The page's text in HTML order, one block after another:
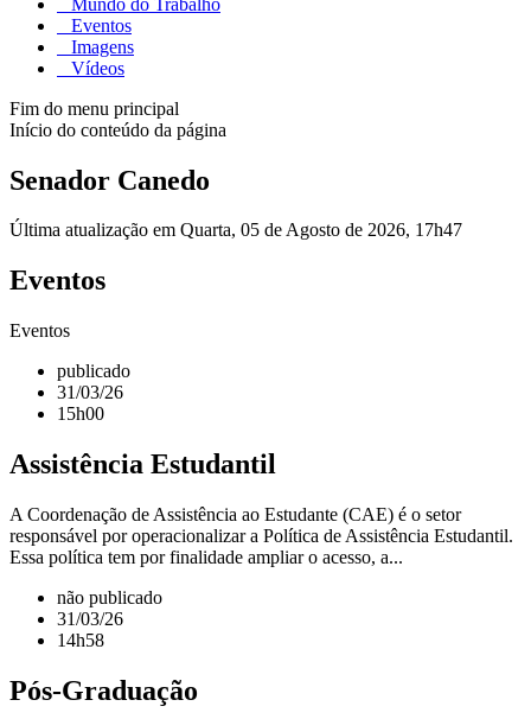
Eventos
Imagens
Vídeos
Fim do menu principal
Início do conteúdo da página
Senador Canedo
Última atualização em Quarta, 05 de Agosto de 2026, 17h47
Eventos
Eventos
publicado
31/03/26
15h00
Assistência Estudantil
A Coordenação de Assistência ao Estudante (CAE) é o setor
responsável por operacionalizar a Política de Assistência Estudantil.
Essa política tem por finalidade ampliar o acesso, a...
não publicado
31/03/26
14h58
Pós-Graduação